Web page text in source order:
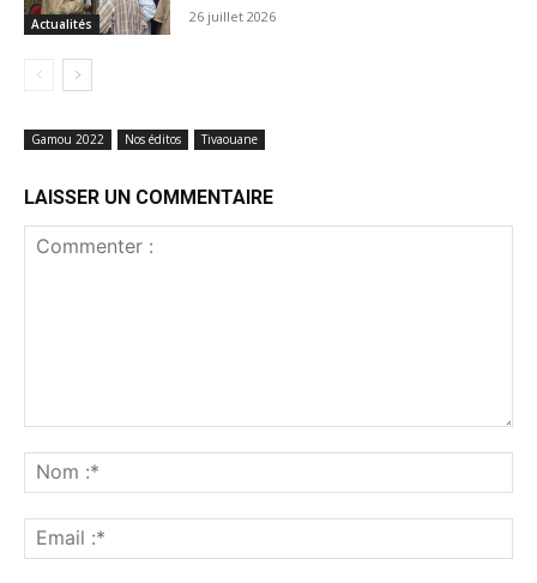
Actualités 26 juillet 2026
Gamou 2022 Nos éditos Tivaouane
LAISSER UN COMMENTAIRE
:*
:*